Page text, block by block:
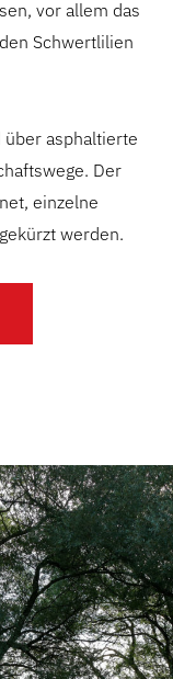
vor allem das
Schwertlilien
asphaltierte
Der
einzelne
werden.